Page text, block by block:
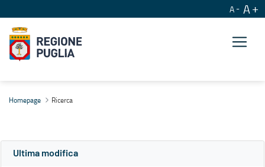
A A
Homepage Ricerca
Ultima modifica